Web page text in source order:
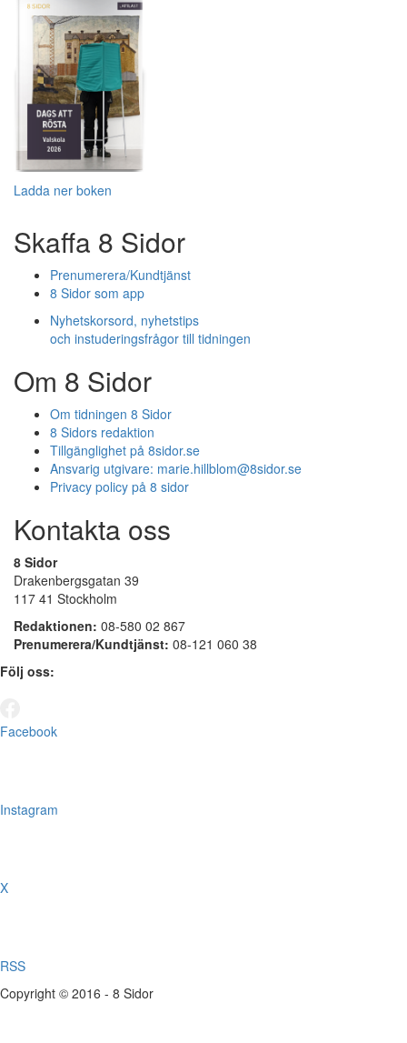
Ladda ner boken
Skaffa 8 Sidor
Prenumerera/Kundtjänst
8 Sidor som app
Nyhetskorsord, nyhetstips
och instuderingsfrågor till tidningen
Om 8 Sidor
Om tidningen 8 Sidor
8 Sidors redaktion
Tillgänglighet på 8sidor.se
Ansvarig utgivare: marie.hillblom@8sidor.se
Privacy policy på 8 sidor
Kontakta oss
8 Sidor
Drakenbergsgatan 39
117 41 Stockholm
Redaktionen: 08-580 02 867
Prenumerera/Kundtjänst: 08-121 060 38
Följ oss:
Facebook
Instagram
X
RSS
Copyright © 2016 - 8 Sidor